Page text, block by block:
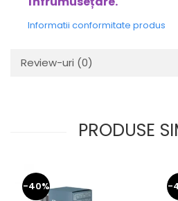
Informatii conformitate produs
Review-uri (0)
PRODUSE
-40% -